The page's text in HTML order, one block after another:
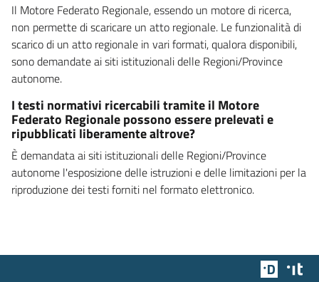
Il Motore Federato Regionale, essendo un motore di ricerca,
non permette di scaricare un atto regionale. Le funzionalità di
scarico di un atto regionale in vari formati, qualora disponibili,
sono demandate ai siti istituzionali delle Regioni/Province
autonome.
I testi normativi ricercabili tramite il Motore
Federato Regionale possono essere prelevati e
ripubblicati liberamente altrove?
È demandata ai siti istituzionali delle Regioni/Province
autonome l'esposizione delle istruzioni e delle limitazioni per la
riproduzione dei testi forniti nel formato elettronico.
Team